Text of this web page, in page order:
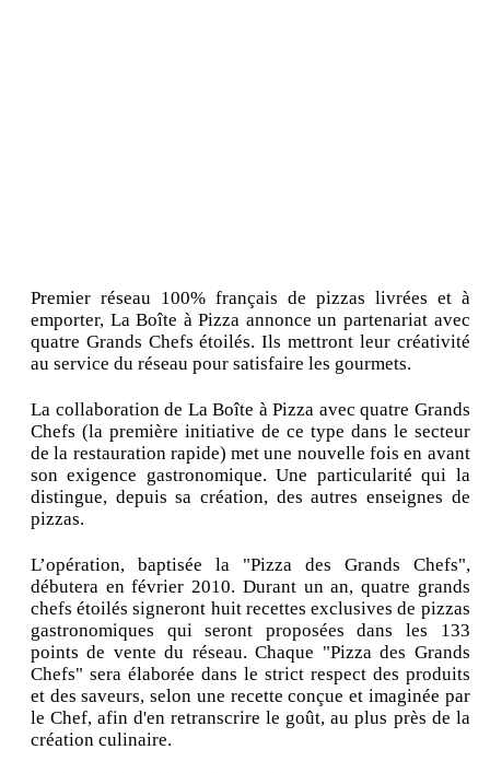
Premier réseau 100% français de pizzas livrées et à
emporter, La Boîte à Pizza annonce un partenariat avec
quatre Grands Chefs étoilés. Ils mettront leur créativité
au service du réseau pour satisfaire les gourmets.
La collaboration de La Boîte à Pizza avec quatre Grands
Chefs (la première initiative de ce type dans le secteur
de la restauration rapide) met une nouvelle fois en avant
son exigence gastronomique. Une particularité qui la
distingue, depuis sa création, des autres enseignes de
pizzas.
L’opération, baptisée la "Pizza des Grands Chefs",
débutera en février 2010. Durant un an, quatre grands
chefs étoilés signeront huit recettes exclusives de pizzas
gastronomiques qui seront proposées dans les 133
points de vente du réseau. Chaque "Pizza des Grands
Chefs" sera élaborée dans le strict respect des produits
et des saveurs, selon une recette conçue et imaginée par
le Chef, afin d'en retranscrire le goût, au plus près de la
création culinaire.